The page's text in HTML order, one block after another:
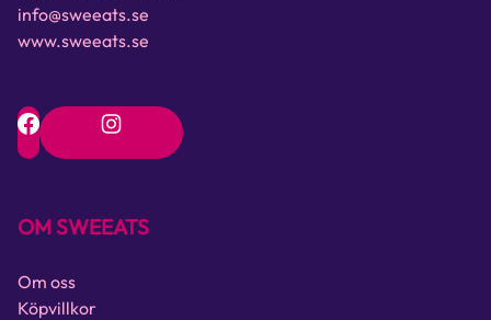
info@sweeats.se
www.sweeats.se
OM SWEEATS
Om oss
Köpvillkor